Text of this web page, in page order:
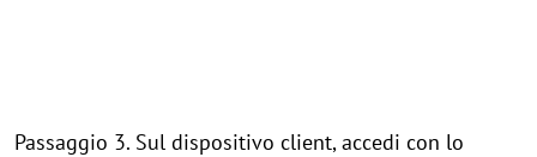
Passaggio 3. Sul dispositivo client, accedi con lo